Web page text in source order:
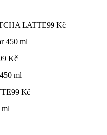
LATTE99 Kč
450 ml
Kč
ml
99 Kč
ml